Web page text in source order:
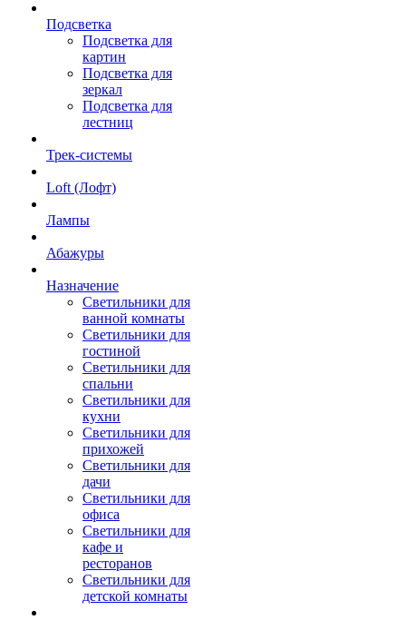
Подсветка
Подсветка для
картин
Подсветка для
зеркал
Подсветка для
лестниц
Трек-системы
Loft (Лофт)
Лампы
Абажуры
Назначение
Светильники для
ванной комнаты
Светильники для
гостиной
Светильники для
спальни
Светильники для
кухни
Светильники для
прихожей
Светильники для
дачи
Светильники для
офиса
Светильники для
кафе и
ресторанов
Светильники для
детской комнаты